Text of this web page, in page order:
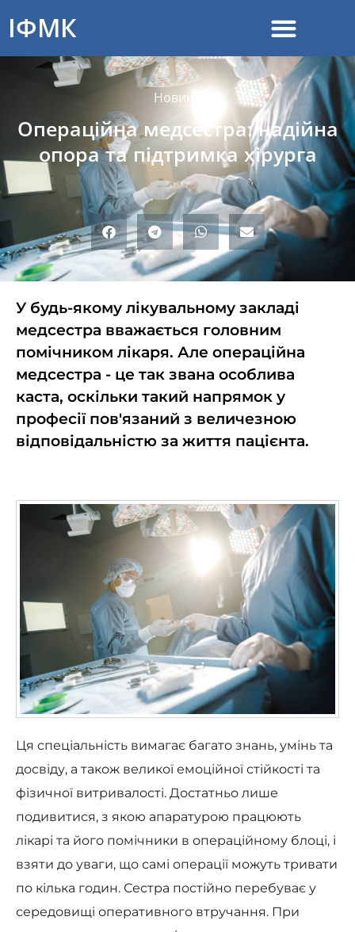
ІФМК
Новини
Операційна медсестра: надійна
опора та підтримка хірурга
У будь-якому лікувальному закладі
медсестра вважається головним
помічником лікаря. Але операційна
медсестра - це так звана особлива
каста, оскільки такий напрямок у
професії пов'язаний з величезною
відповідальністю за життя пацієнта.
Ця спеціальність вимагає багато знань, умінь та
досвіду, а також великої емоційної стійкості та
фізичної витривалості. Достатньо лише
подивитися, з якою апаратурою працюють
лікарі та його помічники в операційному блоці, і
взяти до уваги, що самі операції можуть тривати
по кілька годин. Сестра постійно перебуває у
середовищі оперативного втручання. При